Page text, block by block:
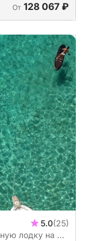
От 128 067 ₽
5.0(25)
лодку на 8